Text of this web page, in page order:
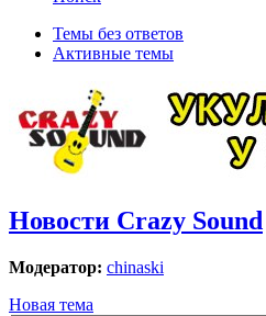
Темы без ответов
Активные темы
Новости Crazy Sound
Модератор: chinaski
Новая тема